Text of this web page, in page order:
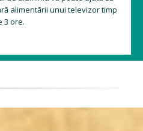
alimentării unui televizor timp
3 ore.